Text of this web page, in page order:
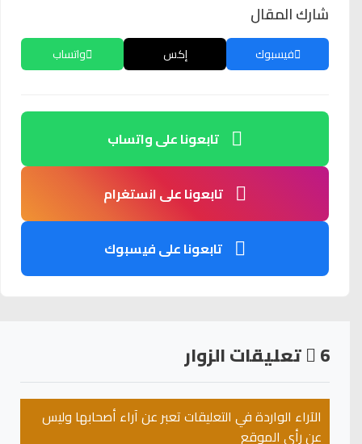
شارك المقال
فيسبوك إكس واتساب
تابعونا على واتساب
تابعونا على انستغرام
تابعونا على فيسبوك
6 تعليقات الزوار
الآراء الواردة في التعليقات تعبر عن آراء أصحابها وليس
عن رأي الموقع